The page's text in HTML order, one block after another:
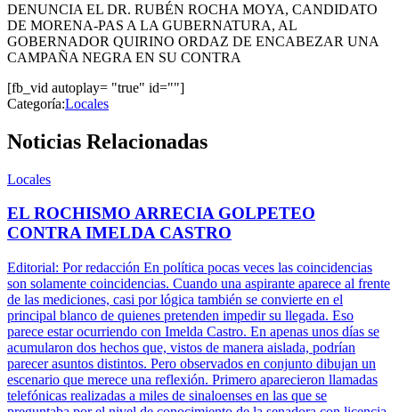
DENUNCIA EL DR. RUBÉN ROCHA MOYA, CANDIDATO
DE MORENA-PAS A LA GUBERNATURA, AL
GOBERNADOR QUIRINO ORDAZ DE ENCABEZAR UNA
CAMPAÑA NEGRA EN SU CONTRA
[fb_vid autoplay= "true" id=""]
Categoría:Locales
Noticias Relacionadas
Locales
EL ROCHISMO ARRECIA GOLPETEO
CONTRA IMELDA CASTRO
Editorial: Por redacción En política pocas veces las coincidencias
son solamente coincidencias. Cuando una aspirante aparece al frente
de las mediciones, casi por lógica también se convierte en el
principal blanco de quienes pretenden impedir su llegada. Eso
parece estar ocurriendo con Imelda Castro. En apenas unos días se
acumularon dos hechos que, vistos de manera aislada, podrían
parecer asuntos distintos. Pero observados en conjunto dibujan un
escenario que merece una reflexión. Primero aparecieron llamadas
telefónicas realizadas a miles de sinaloenses en las que se